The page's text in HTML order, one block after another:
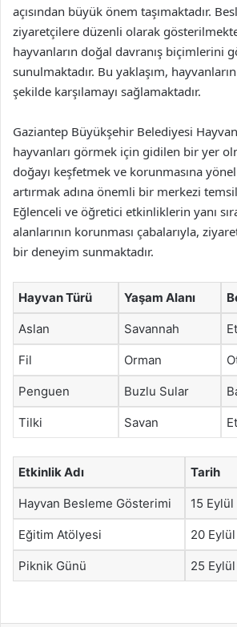
açısından büyük önem taşımaktadır.
ziyaretçilere düzenli olarak
hayvanların doğal davranış biçimlerini
sunulmaktadır. Bu yaklaşım,
şekilde karşılamayı sağlamaktadır.
Gaziantep Büyükşehir Belediyesi
hayvanları görmek için gidilen bir yer
doğayı keşfetmek ve korunmasına
artırmak adına önemli bir merkezi
Eğlenceli ve öğretici etkinliklerin yanı
alanlarının korunması çabalarıyla,
bir deneyim sunmaktadır.
Hayvan Türü Yaşam Alanı
Aslan Savannah
Fil Orman
Penguen Buzlu Sular
Tilki Savan
Etkinlik Adı Tarih
Hayvan Besleme Gösterimi 15 Eylül
Eğitim Atölyesi 20 Eylül
Piknik Günü 25 Eylül